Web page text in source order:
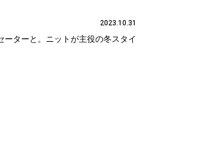
2023.10.31
ーターと。ニットが主役の冬スタイ